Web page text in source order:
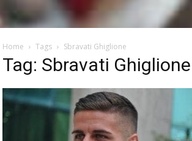
Home Tags Sbravati Ghiglione
Tag: Sbravati Ghiglione